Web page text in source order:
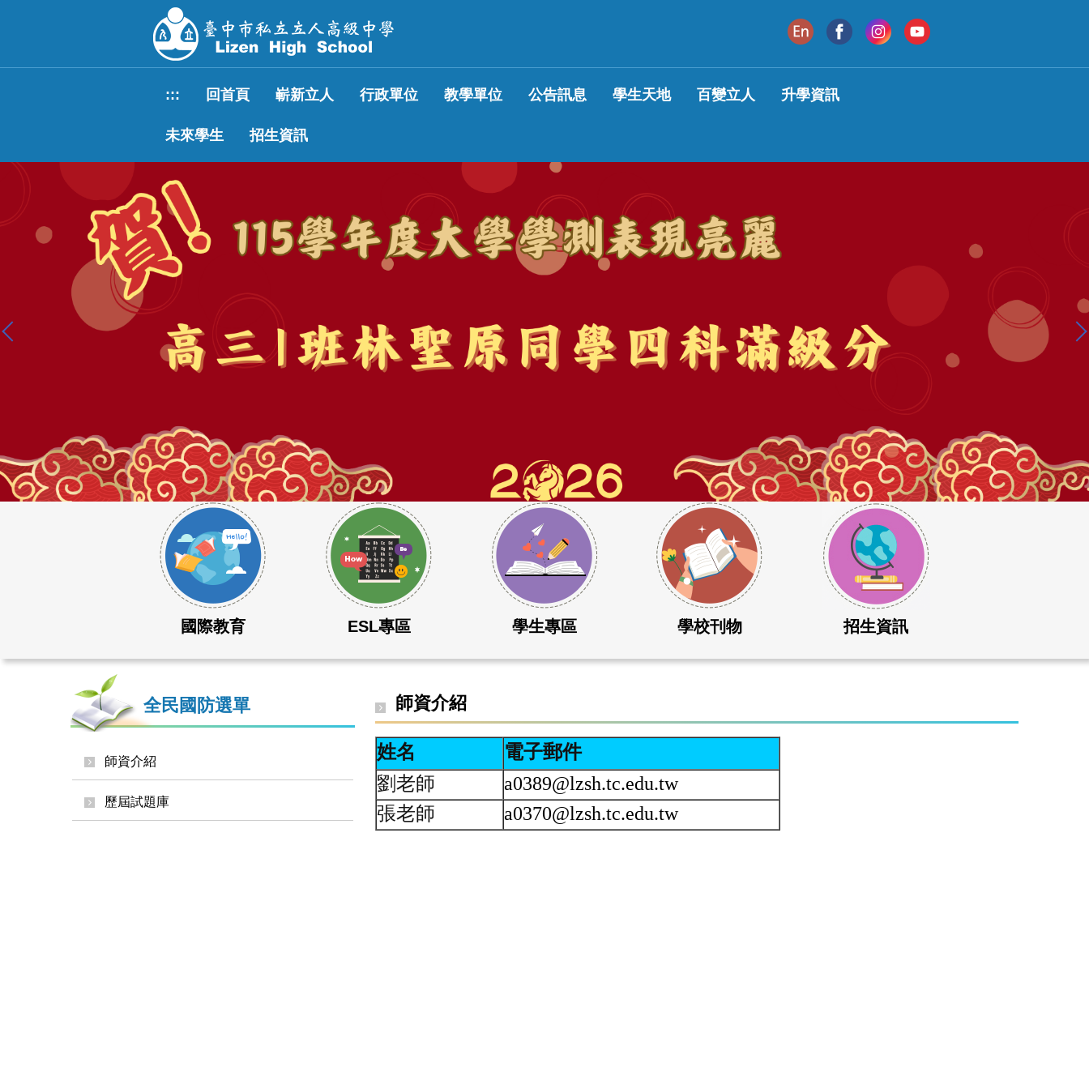
要
::: 回首頁 嶄新立人 行政單位 教學單位 公告訊息 學生天地 百變立人 升學資訊
未來學生 招生資訊
115學年度大學學測成績表現優異
國際教育 ESL專區 學生專區 學校刊物 招生資訊
全民國防選單
師資介紹
歷屆試題庫
師資介紹
姓名
電子郵件
劉老師
a0389@lzsh.tc.edu.tw
張老師
a0370@lzsh.tc.edu.tw